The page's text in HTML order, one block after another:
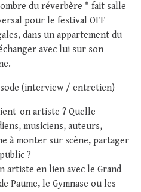
du réverbère " fait salle
pour le festival OFF
dans un appartement du
avec lui sur son
(interview / entretien)
on artiste ? Quelle
musiciens, auteurs,
à monter sur scène, partager
?
artiste en lien avec le Grand
Paume, le Gymnase ou les